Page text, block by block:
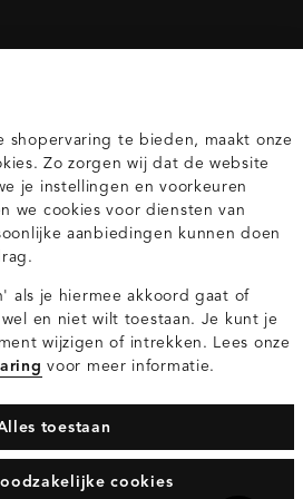
Algemene Voorwaarden
shopervaring te bieden, maakt onze
Zo zorgen wij dat de website
je instellingen en voorkeuren
we cookies voor diensten van
aanbiedingen kunnen doen
als je hiermee akkoord gaat of
en niet wilt toestaan. Je kunt je
wijzigen of intrekken. Lees onze
voor meer informatie.
toestaan
cookies